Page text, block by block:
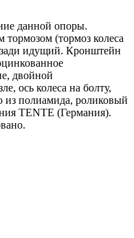
данной опоры.
(тормоз колеса
идущий. Кронштейн
двойной
ось колеса на болту,
из полиамида, роликовый
TENTE (Германия).